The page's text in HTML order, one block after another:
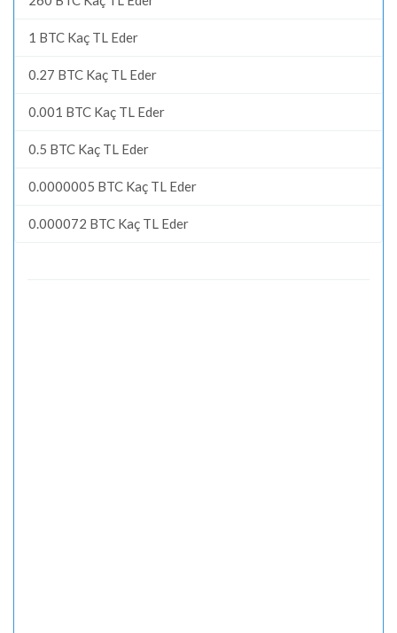
1 BTC Kaç TL Eder
0.27 BTC Kaç TL Eder
0.001 BTC Kaç TL Eder
0.5 BTC Kaç TL Eder
0.0000005 BTC Kaç TL Eder
0.000072 BTC Kaç TL Eder